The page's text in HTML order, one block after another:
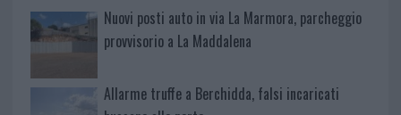
Nuovi posti auto in via La Marmora, parcheggio
provvisorio a La Maddalena
Allarme truffe a Berchidda, falsi incaricati